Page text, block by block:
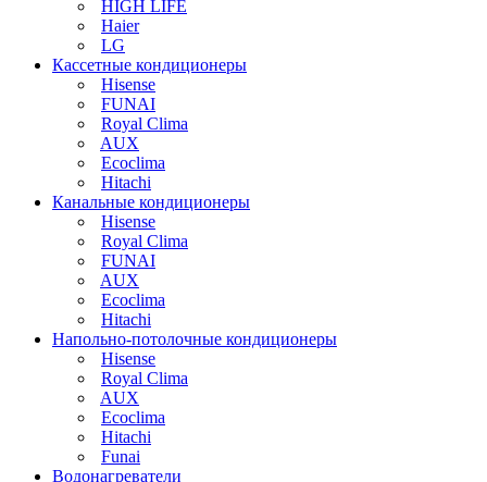
HIGH LIFE
Haier
LG
Кассетные кондиционеры
Hisense
FUNAI
Royal Clima
AUX
Ecoclima
Hitachi
Канальные кондиционеры
Hisense
Royal Clima
FUNAI
AUX
Ecoclima
Hitachi
Напольно-потолочные кондиционеры
Hisense
Royal Clima
AUX
Ecoclima
Hitachi
Funai
Водонагреватели